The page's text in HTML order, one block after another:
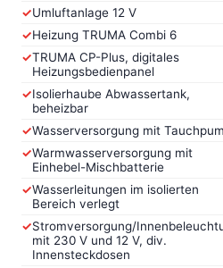
✓Umluftanlage 12 V
✓Heizung TRUMA Combi 6
✓TRUMA CP-Plus, digitales
Heizungsbedienpanel
✓Isolierhaube Abwassertank,
beheizbar
✓Wasserversorgung mit
✓Warmwasserversorgung mit
Einhebel-Mischbatterie
✓Wasserleitungen im isolierten
Bereich verlegt
✓Stromversorgung/
mit 230 V und 12 V, div.
Innensteckdosen